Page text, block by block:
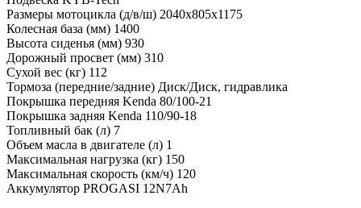
Размеры мотоцикла (д/в/ш) 2040x805x1175
Колесная база (мм) 1400
Высота сиденья (мм) 930
Дорожный просвет (мм) 310
Сухой вес (кг) 112
Тормоза (передние/задние) Диск/Диск, гидравлика
Покрышка передняя Kenda 80/100-21
Покрышка задняя Kenda 110/90-18
Топливный бак (л) 7
Объем масла в двигателе (л) 1
Максимальная нагрузка (кг) 150
Максимальная скорость (км/ч) 120
Аккумулятор PROGASI 12N7Ah